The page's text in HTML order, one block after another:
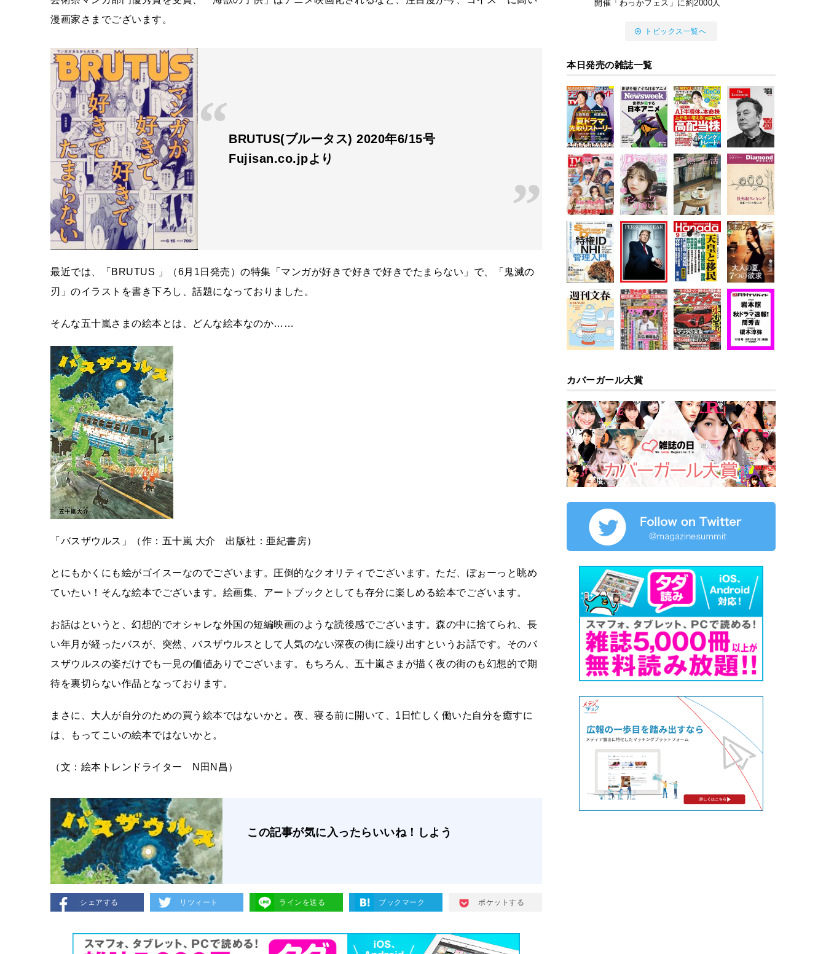
漫画家さまでございます。
BRUTUS(ブルータス) 2020年6/15号
Fujisan.co.jpより
最近では、「BRUTUS 」（6月1日発売）の特集「マンガが好きで好きで好きでたまらない」で、「鬼滅の
刃」のイラストを書き下ろし、話題になっておりました。
そんな五十嵐さまの絵本とは、どんな絵本なのか……
「バスザウルス」（作：五十嵐 大介 出版社：亜紀書房）
とにもかくにも絵がゴイスーなのでございます。圧倒的なクオリティでございます。ただ、ぼぉーっと眺め
ていたい！そんな絵本でございます。絵画集、アートブックとしても存分に楽しめる絵本でございます。
お話はというと、幻想的でオシャレな外国の短編映画のような読後感でございます。森の中に捨てられ、長
い年月が経ったバスが、突然、バスザウルスとして人気のない深夜の街に繰り出すというお話です。そのバ
スザウルスの姿だけでも一見の価値ありでございます。もちろん、五十嵐さまが描く夜の街のも幻想的で期
待を裏切らない作品となっております。
まさに、大人が自分のための買う絵本ではないかと。夜、寝る前に開いて、1日忙しく働いた自分を癒すに
は、もってこいの絵本ではないかと。
（文：絵本トレンドライター N田N昌）
この記事が気に入ったらいいね！しよう
シェアする リツィート ラインを送る ブックマーク ポケットする
開催「わっかフェス」に約2000人
トピックス一覧へ
本日発売の雑誌一覧
カバーガール大賞